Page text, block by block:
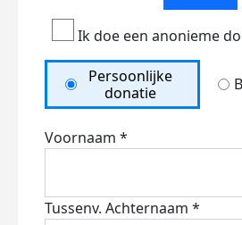
Ik doe een anonieme
Persoonlijke
donatie
Voornaam *
Tussenv. Achternaam *